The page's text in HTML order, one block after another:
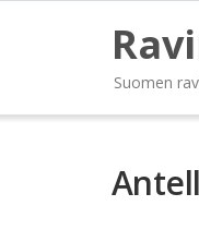
Suomen